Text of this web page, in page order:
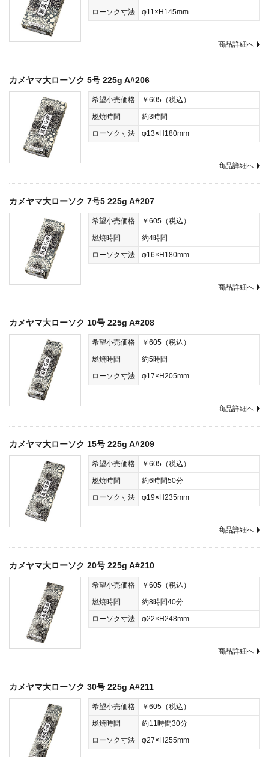
ローソク寸法
φ11×H145mm
商品詳細へ
カメヤマ大ローソク 5号 225g A#206
希望小売価格
￥605（税込）
燃焼時間
約3時間
ローソク寸法
φ13×H180mm
商品詳細へ
カメヤマ大ローソク 7号5 225g A#207
希望小売価格
￥605（税込）
燃焼時間
約4時間
ローソク寸法
φ16×H180mm
商品詳細へ
カメヤマ大ローソク 10号 225g A#208
希望小売価格
￥605（税込）
燃焼時間
約5時間
ローソク寸法
φ17×H205mm
商品詳細へ
カメヤマ大ローソク 15号 225g A#209
希望小売価格
￥605（税込）
燃焼時間
約6時間50分
ローソク寸法
φ19×H235mm
商品詳細へ
カメヤマ大ローソク 20号 225g A#210
希望小売価格
￥605（税込）
燃焼時間
約8時間40分
ローソク寸法
φ22×H248mm
商品詳細へ
カメヤマ大ローソク 30号 225g A#211
希望小売価格
￥605（税込）
燃焼時間
約11時間30分
ローソク寸法
φ27×H255mm